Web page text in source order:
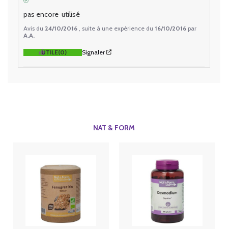
pas encore  utilisé
Avis du 24/10/2016 , suite à une expérience du 16/10/2016 par
A.A.
UTILE(0) Signaler
NAT & FORM